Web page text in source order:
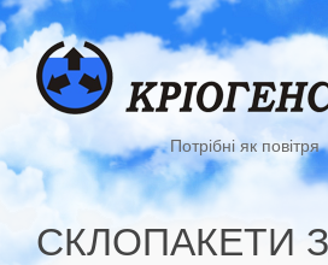
Потрібні як повітря
СКЛОПАКЕТИ